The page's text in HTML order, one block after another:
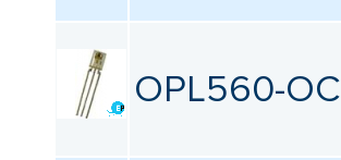
Рабочее напряжение питания
Все
OPL560-OC